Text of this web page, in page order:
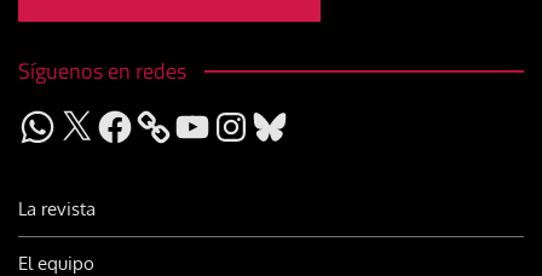
Síguenos en redes
WhatsApp
X Facebook YouTubeInstagram
Bluesky
La revista
El equipo